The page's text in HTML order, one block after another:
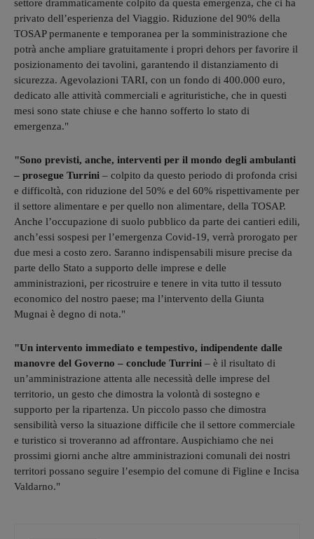
settore drammaticamente colpito da questa emergenza, che ci ha
privato dell’esperienza del Viaggio. Riduzione del 90% della
TOSAP permanente e temporanea per la somministrazione che
potrà anche ampliare gratuitamente i propri dehors per favorire il
posizionamento dei tavolini, garantendo il distanziamento di
sicurezza. Agevolazioni TARI, con un fondo di 400.000 euro,
dedicato alle attività commerciali e agrituristiche, che in questi
mesi sono state chiuse e che hanno sofferto lo stato di
emergenza."
"Sono previsti, anche, interventi per il mondo degli ambulanti
– prosegue Turrini – colpito da questo periodo di profonda crisi
e difficoltà, con riduzione del 50% e del 60% rispettivamente per
il settore alimentare e per quello non alimentare, della TOSAP.
Anche l’occupazione di suolo pubblico da parte dei cantieri edili,
anch’essi sospesi per l’emergenza Covid-19, verrà prorogato per
due mesi a costo zero. Saranno indispensabili misure precise da
parte dello Stato a supporto delle imprese e delle
amministrazioni, per ricostruire e tenere in vita tutto il tessuto
economico del nostro paese; ma l’intervento della Giunta
Mugnai è degno di nota."
"Un intervento immediato e tempestivo, indipendente dalle
manovre del Governo – conclude Turrini – è il risultato di
un’amministrazione attenta alle necessità delle imprese del
territorio, un gesto che dimostra la volontà di sostegno e
supporto per la ripartenza. Un piccolo passo che dimostra
sensibilità verso la situazione difficile che il settore commerciale
e turistico si troveranno ad affrontare. Auspichiamo che nei
prossimi giorni anche altre amministrazioni comunali dei nostri
territori possano seguire l’esempio del comune di Figline e Incisa
Valdarno."